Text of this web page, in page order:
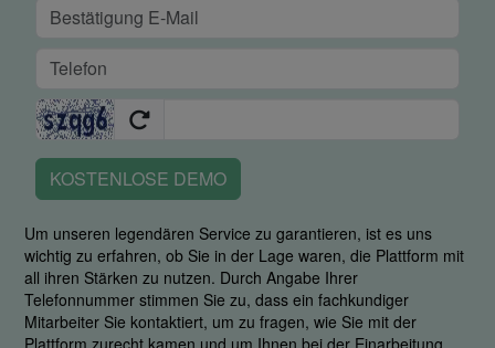
KOSTENLOSE DEMO
Um unseren legendären Service zu garantieren, ist es uns
wichtig zu erfahren, ob Sie in der Lage waren, die Plattform mit
all ihren Stärken zu nutzen. Durch Angabe Ihrer
Telefonnummer stimmen Sie zu, dass ein fachkundiger
Mitarbeiter Sie kontaktiert, um zu fragen, wie Sie mit der
Plattform zurecht kamen und um Ihnen bei der Einarbeitung